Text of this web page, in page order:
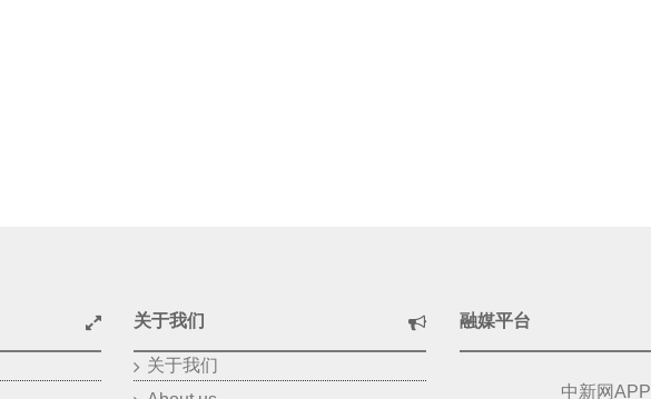
关于我们
关于我们
融媒平台
中新网APP